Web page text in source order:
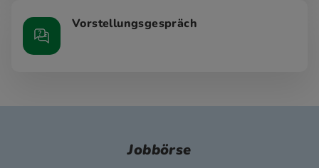
Vorstellungsgespräch
Jobbörse